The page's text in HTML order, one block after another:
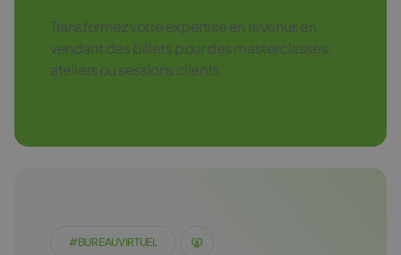
Transformez votre expertise en revenus en
vendant des billets pour des masterclasses,
ateliers ou sessions clients.
#BUREAUVIRTUEL